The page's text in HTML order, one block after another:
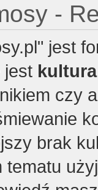
-
jest
jest
czy
brak
tematu